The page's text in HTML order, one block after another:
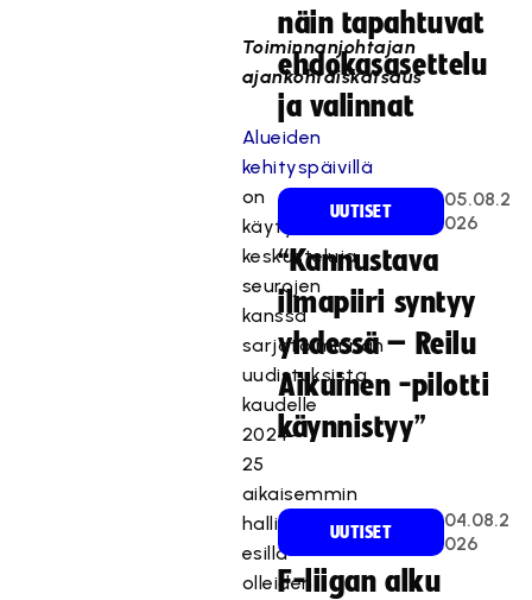
Toiminnanjohtajan
ajankohtaiskatsaus
Alueiden
kehityspäivillä
on
käyty
keskusteluja
seurojen
kanssa
sarjatoiminnan
uudistuksista
kaudelle
2024–
25
aikaisemmin
hallituksessakin
esillä
olleiden
näin tapahtuvat
ehdokasasettelu
ja valinnat
UUTISET
05.08.2
026
“Kannustava
ilmapiiri syntyy
yhdessä – Reilu
Aikuinen -pilotti
käynnistyy”
UUTISET
04.08.2
026
F-liigan alku